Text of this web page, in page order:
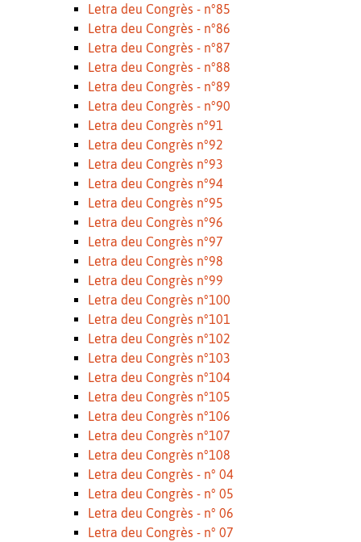
Letra deu Congrès - n°85
Letra deu Congrès - n°86
Letra deu Congrès - n°87
Letra deu Congrès - n°88
Letra deu Congrès - n°89
Letra deu Congrès - n°90
Letra deu Congrès n°91
Letra deu Congrès n°92
Letra deu Congrès n°93
Letra deu Congrès n°94
Letra deu Congrès n°95
Letra deu Congrès n°96
Letra deu Congrès n°97
Letra deu Congrès n°98
Letra deu Congrès n°99
Letra deu Congrès n°100
Letra deu Congrès n°101
Letra deu Congrès n°102
Letra deu Congrès n°103
Letra deu Congrès n°104
Letra deu Congrès n°105
Letra deu Congrès n°106
Letra deu Congrès n°107
Letra deu Congrès n°108
Letra deu Congrès - n° 04
Letra deu Congrès - n° 05
Letra deu Congrès - n° 06
Letra deu Congrès - n° 07